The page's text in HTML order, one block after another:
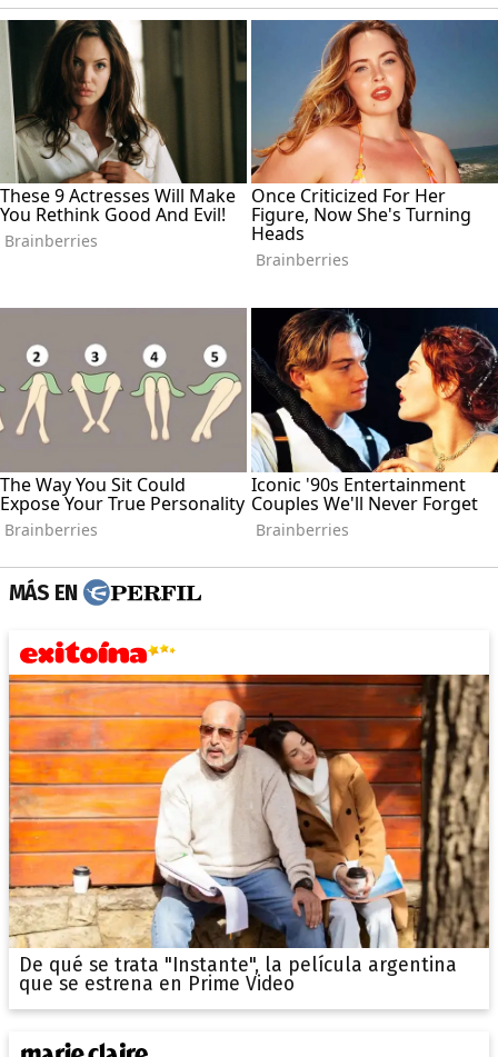
MÁS EN
De qué se trata "Instante", la película argentina
que se estrena en Prime Video